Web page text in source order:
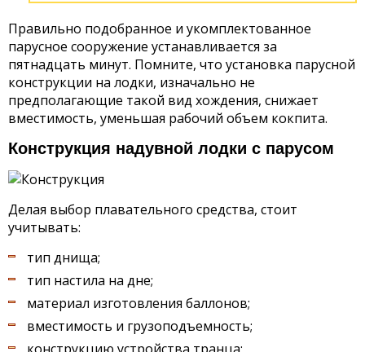
Правильно подобранное и укомплектованное
парусное сооружение устанавливается за
пятнадцать минут. Помните, что установка парусной
конструкции на лодки, изначально не
предполагающие такой вид хождения, снижает
вместимость, уменьшая рабочий объем кокпита.
Конструкция надувной лодки с парусом
Делая выбор плавательного средства, стоит
учитывать:
тип днища;
тип настила на дне;
материал изготовления баллонов;
вместимость и грузоподъемность;